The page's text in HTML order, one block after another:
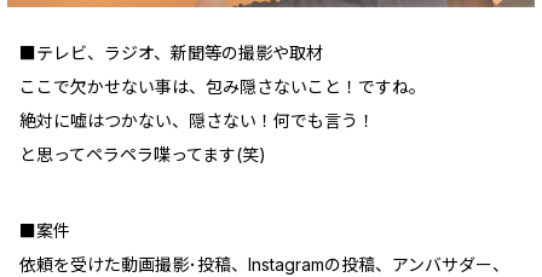
■テレビ、ラジオ、新聞等の撮影や取材
ここで欠かせない事は、包み隠さないこと！ですね。
絶対に嘘はつかない、隠さない！何でも言う！
と思ってペラペラ喋ってます(笑)
■案件
依頼を受けた動画撮影･投稿、Instagramの投稿、アンバサダー、